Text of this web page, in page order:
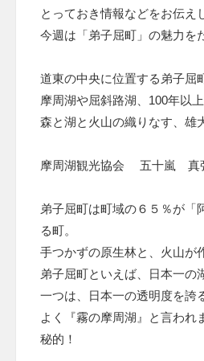
とっておき情報などをお伝え
今週は「弟子屈町」の魅力を
道東の中央に位置する弟子屈
摩周湖や屈斜路湖、100年以
森と湖と火山の織りなす、雄
摩周湖観光協会 五十嵐 真
弟子屈町は町域の６５％が「
る町。
手つかずの原生林と、火山が
弟子屈町といえば、日本一の
一つは、日本一の透明度を誇
よく『霧の摩周湖』と言われ
秘的！